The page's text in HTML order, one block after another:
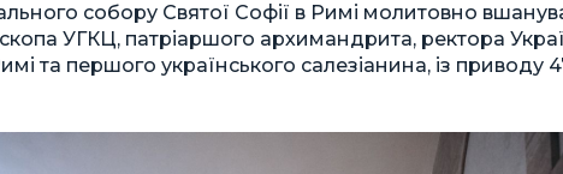
собору Святої Софії в Римі молитовно
УГКЦ, патріаршого архимандрита, ректора
та першого українського салезіанина, із приводу